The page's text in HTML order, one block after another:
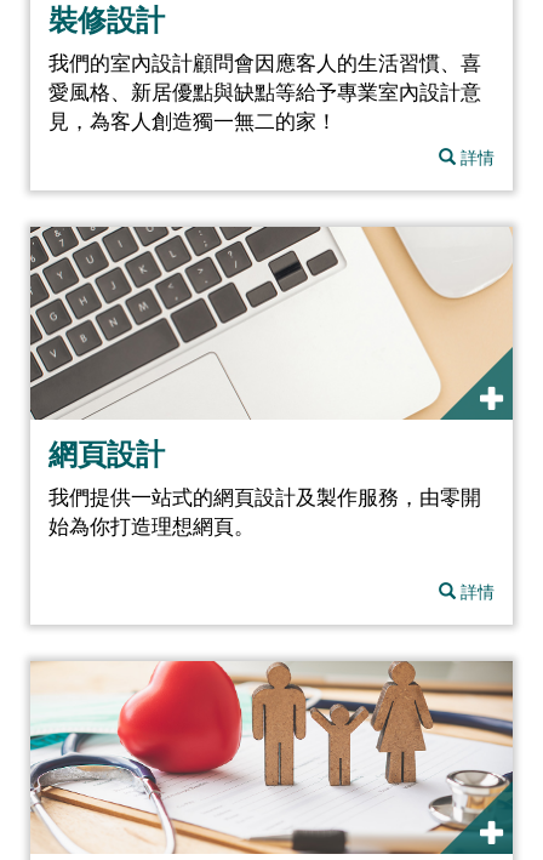
裝修設計
我們的室內設計顧問會因應客人的生活習慣、喜
愛風格、新居優點與缺點等給予專業室內設計意
見，為客人創造獨一無二的家！
詳情
網頁設計
我們提供一站式的網頁設計及製作服務，由零開
始為你打造理想網頁。
詳情